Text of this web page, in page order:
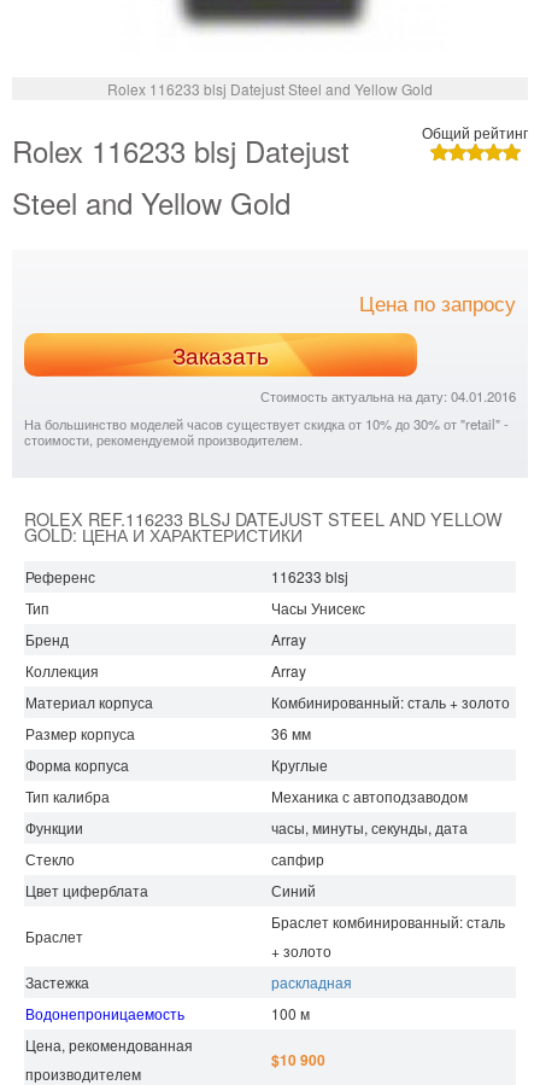
Rolex 116233 blsj Datejust Steel and Yellow Gold
Общий рейтинг
Rolex 116233 blsj Datejust
Steel and Yellow Gold
Цена по запросу
Заказать
Стоимость актуальна на дату: 04.01.2016
На большинство моделей часов существует скидка от 10% до 30% от "retail" -
стоимости, рекомендуемой производителем.
ROLEX REF.116233 BLSJ DATEJUST STEEL AND YELLOW
GOLD: ЦЕНА И ХАРАКТЕРИСТИКИ
Референс
116233 blsj
Тип
Часы Унисекс
Бренд
Array
Коллекция
Array
Материал корпуса
Комбинированный: сталь + золото
Размер корпуса
36 мм
Форма корпуса
Круглые
Тип калибра
Механика с автоподзаводом
Функции
часы, минуты, секунды, дата
Стекло
сапфир
Цвет циферблата
Синий
Браслет
Браслет комбинированный: сталь
+ золото
Застежка
раскладная
Водонепроницаемость
100 м
Цена, рекомендованная
производителем
$10 900